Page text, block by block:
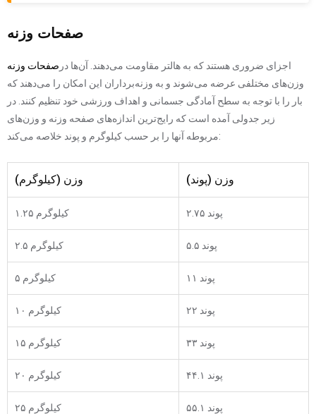
صفحات وزنه
صفحات وزنه اجزای ضروری هستند که به هالتر مقاومت می‌دهند. آن‌ها در
وزن‌های مختلفی عرضه می‌شوند و به وزنه‌برداران این امکان را می‌دهند که
بار را با توجه به سطح آمادگی جسمانی و اهداف ورزشی خود تنظیم کنند. در
زیر جدولی آمده است که رایج‌ترین اندازه‌های صفحه وزنه و وزن‌های
مربوطه آنها را بر حسب کیلوگرم و پوند خلاصه می‌کند:
وزن (کیلوگرم) وزن (پوند)
۱.۲۵ کیلوگرم ۲.۷۵ پوند
۲.۵ کیلوگرم ۵.۵ پوند
۵ کیلوگرم ۱۱ پوند
۱۰ کیلوگرم ۲۲ پوند
۱۵ کیلوگرم ۳۳ پوند
۲۰ کیلوگرم ۴۴.۱ پوند
۲۵ کیلوگرم ۵۵.۱ پوند